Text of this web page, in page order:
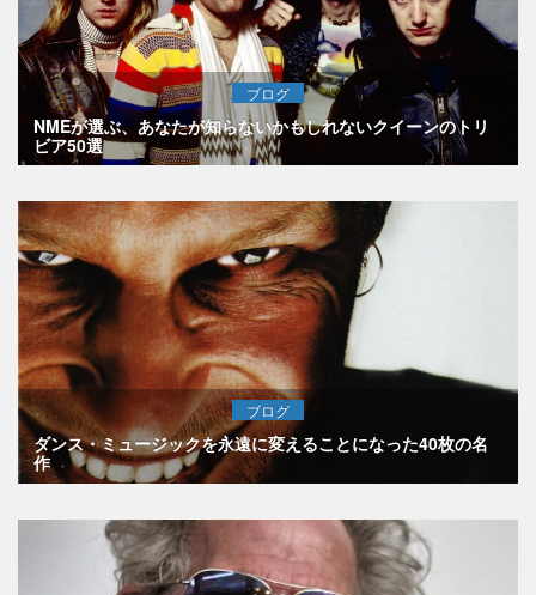
ブログ
NMEが選ぶ、あなたが知らないかもしれないクイーンのトリ
ビア50選
ブログ
ダンス・ミュージックを永遠に変えることになった40枚の名
作